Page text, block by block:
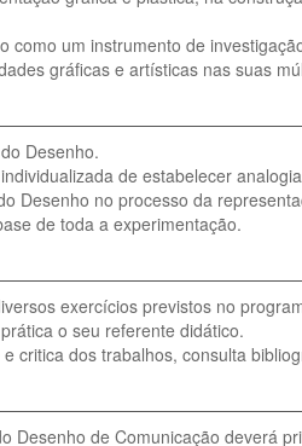
como um instrumento de
gráficas e artísticas nas suas
Desenho.
de estabelecer
Desenho no processo da
de toda a experimentação.
exercícios previstos no
o seu referente didático.
critica dos trabalhos, consulta
Desenho de Comunicação deverá